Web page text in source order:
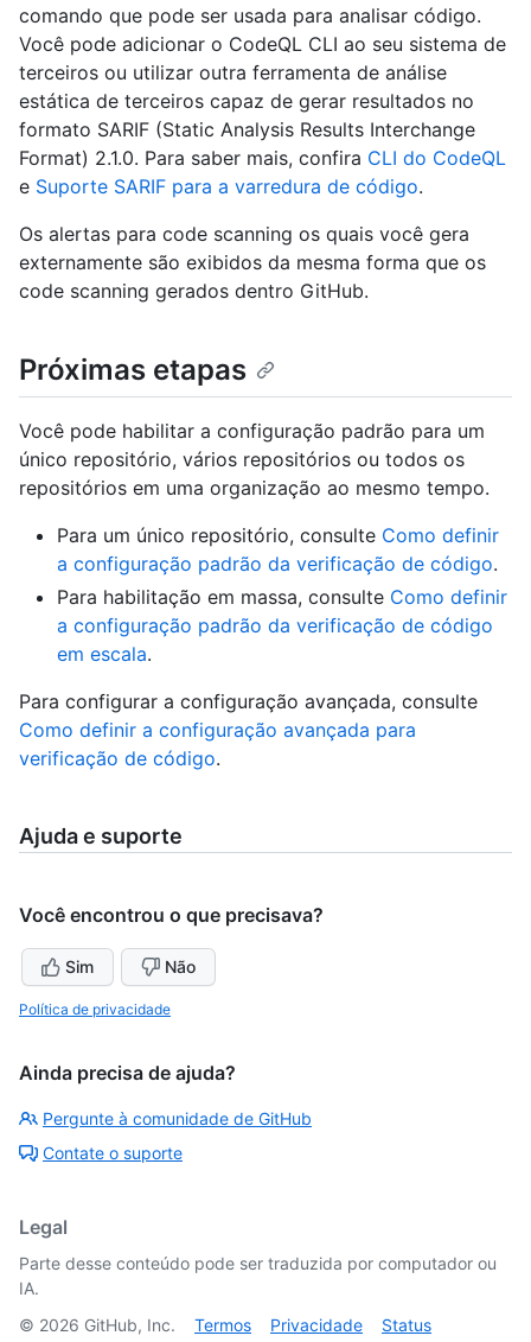
comando que pode ser usada para analisar código.
Você pode adicionar o CodeQL CLI ao seu sistema de
terceiros ou utilizar outra ferramenta de análise
estática de terceiros capaz de gerar resultados no
formato SARIF (Static Analysis Results Interchange
Format) 2.1.0. Para saber mais, confira CLI do CodeQL
e Suporte SARIF para a varredura de código.
Os alertas para code scanning os quais você gera
externamente são exibidos da mesma forma que os
code scanning gerados dentro GitHub.
Próximas etapas
Você pode habilitar a configuração padrão para um
único repositório, vários repositórios ou todos os
repositórios em uma organização ao mesmo tempo.
Para um único repositório, consulte Como definir
a configuração padrão da verificação de código.
Para habilitação em massa, consulte Como definir
a configuração padrão da verificação de código
em escala.
Para configurar a configuração avançada, consulte
Como definir a configuração avançada para
verificação de código.
Ajuda e suporte
Você encontrou o que precisava?
Sim Não
Política de privacidade
Ainda precisa de ajuda?
Pergunte à comunidade de GitHub
Contate o suporte
Legal
Parte desse conteúdo pode ser traduzida por computador ou
IA.
© 2026 GitHub, Inc. Termos Privacidade
Status